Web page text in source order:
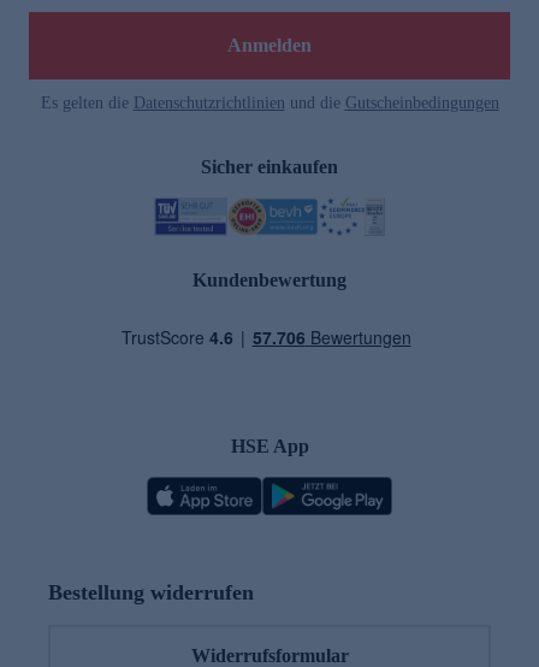
Anmelden
Es gelten die Datenschutzrichtlinien und die Gutscheinbedingungen
Sicher einkaufen
Kundenbewertung
HSE App
Bestellung widerrufen
Widerrufsformular